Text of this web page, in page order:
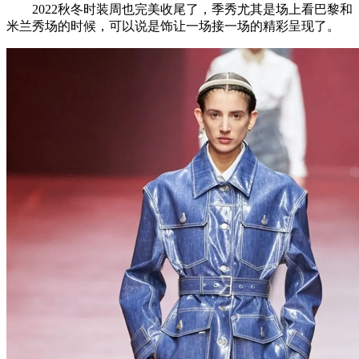
2022秋冬时装周也完美收尾了，季秀尤其是场上看巴黎和
米兰秀场的时候，可以说是饰让一场接一场的精彩呈现了。